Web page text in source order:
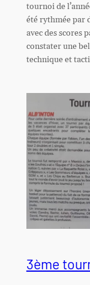
tournoi de
été rythmée par
avec des scores
constater une
technique et
3ème